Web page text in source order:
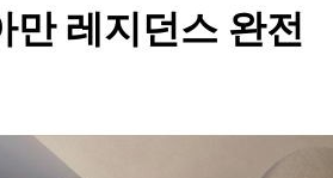
만 레지던스 완전